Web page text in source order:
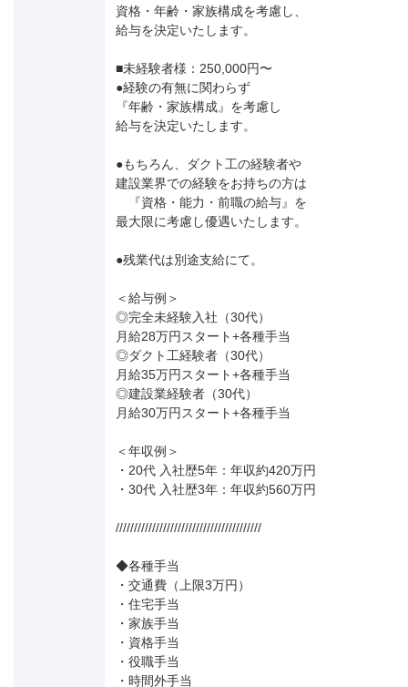
資格・年齢・家族構成を考慮し、
給与を決定いたします。
■未経験者様：250,000円〜
●経験の有無に関わらず
『年齢・家族構成』を考慮し
給与を決定いたします。
●もちろん、ダクト工の経験者や
建設業界での経験をお持ちの方は
『資格・能力・前職の給与』を
最大限に考慮し優遇いたします。
●残業代は別途支給にて。
＜給与例＞
◎完全未経験入社（30代）
月給28万円スタート+各種手当
◎ダクト工経験者（30代）
月給35万円スタート+各種手当
◎建設業経験者（30代）
月給30万円スタート+各種手当
＜年収例＞
・20代 入社歴5年：年収約420万円
・30代 入社歴3年：年収約560万円
////////////////////////////////////////
◆各種手当
・交通費（上限3万円）
・住宅手当
・家族手当
・資格手当
・役職手当
・時間外手当